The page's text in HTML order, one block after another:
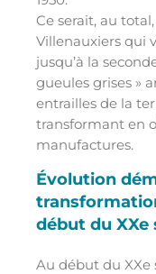
Ce serait, au
Villenauxiers qui
jusqu’à la
gueules grises »
entrailles de la
transformant en
manufactures.
Évolution
début du XXe
Au début du XXe